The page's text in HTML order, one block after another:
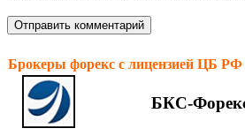
Брокеры форекс с лицензией ЦБ РФ
БКС-